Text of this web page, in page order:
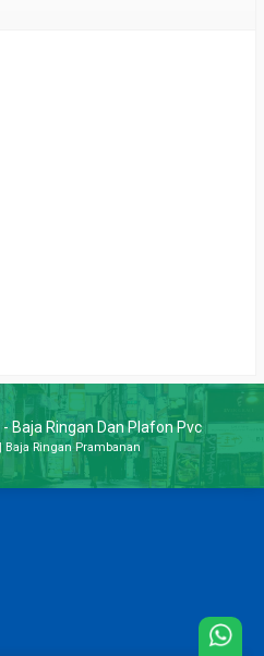
- Baja Ringan Dan Plafon Pvc
Baja Ringan Prambanan